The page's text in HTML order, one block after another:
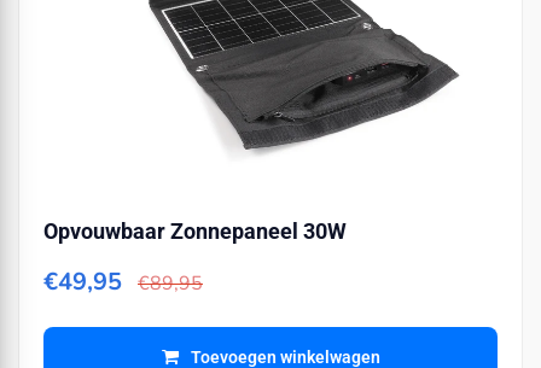
Opvouwbaar Zonnepaneel 30W
€49,95 €89,95
Toevoegen winkelwagen